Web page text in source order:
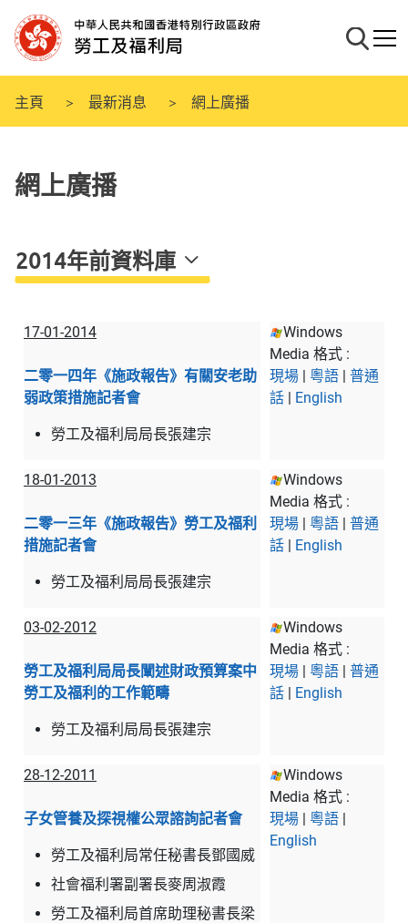
至
主
內
容
搜尋流動
主頁 最新消息 網上廣播
網上廣播
2014年前資料庫
17-01-2014
二零一四年《施政報告》有關安老助
弱政策措施記者會
勞工及福利局局長張建宗
Windows
Media 格式 :
現場 | 粵語 | 普通
話 | English
18-01-2013
二零一三年《施政報告》勞工及福利
措施記者會
勞工及福利局局長張建宗
Windows
Media 格式 :
現場 | 粵語 | 普通
話 | English
03-02-2012
勞工及福利局局長闡述財政預算案中
勞工及福利的工作範疇
勞工及福利局局長張建宗
Windows
Media 格式 :
現場 | 粵語 | 普通
話 | English
28-12-2011
子女管養及探視權公眾諮詢記者會
勞工及福利局常任秘書長鄧國威
社會福利署副署長麥周淑霞
勞工及福利局首席助理秘書長梁
Windows
Media 格式 :
現場 | 粵語 |
English